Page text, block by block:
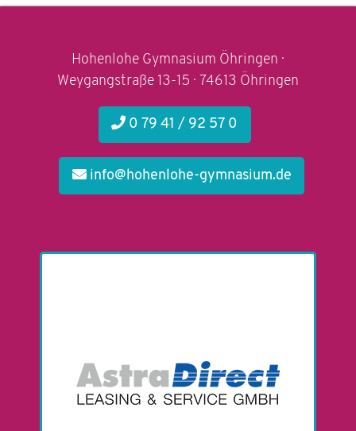
Hohenlohe Gymnasium Öhringen ·
Weygangstraße 13-15 · 74613 Öhringen
0 79 41 / 92 57 0
info@hohenlohe-gymnasium.de